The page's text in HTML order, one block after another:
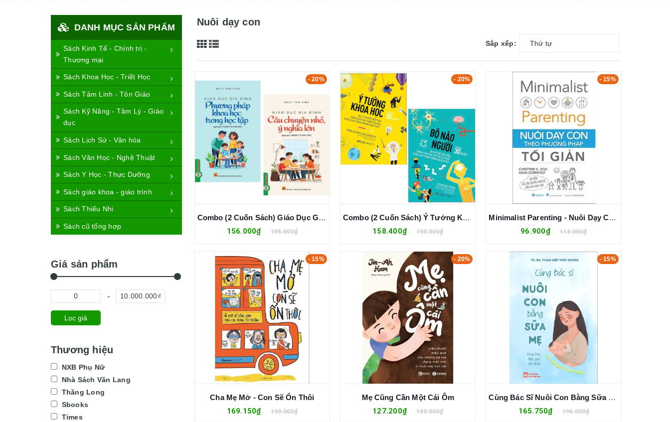
Nuôi dạy con
Sắp xếp: Thứ tự
- 20%
Combo (2 Cuốn Sách) Giáo Dục Gia Đình: Câu Chuyện Nhỏ Ý Nghĩa Lớn + Phương Pháp Khoa Học Trong Học Tập (Ngụy Thư Sinh)
156.000₫ 195.000₫
- 20%
Combo (2 Cuốn Sách) Ý Tưởng Khoa Học + Bộ Não Người Trong 30 Giây
158.400₫ 198.000₫
- 15%
Minimalist Parenting - Nuôi Dạy Con Theo Phương Pháp Tối Giản
96.900₫ 114.000₫
- 15%
Cha Mẹ Mở - Con Sẽ Ổn Thôi
169.150₫ 199.000₫
- 20%
Mẹ Cũng Cần Một Cái Ôm
127.200₫ 159.000₫
- 15%
Cùng Bác Sĩ Nuôi Con Bằng Sữa Mẹ - Khoa Học - Hiệu Quả - An Nhàn
165.750₫ 195.000₫
DANH MỤC SẢN PHẨM
Sách Kinh Tế - Chính trị -
Thương mại
Sách Khoa Học - Triết Học
Sách Tâm Linh - Tôn Giáo
Sách Kỹ Năng - Tâm Lý - Giáo
dục
Sách Lịch Sử - Văn hóa
Sách Văn Học - Nghệ Thuật
Sách Y Học - Thực Dưỡng
Sách giáo khoa - giáo trình
Sách Thiếu Nhi
Sách cũ tổng hợp
Giá sản phẩm
Lọc giá
Thương hiệu
NXB Phụ Nữ
Nhà Sách Văn Lang
Thăng Long
Sbooks
Times